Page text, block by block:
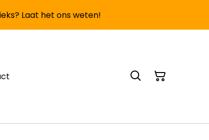
Laat het ons weten!